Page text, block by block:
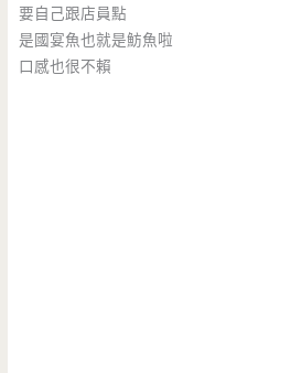
要自己跟店員點
是國宴魚也就是魴魚啦
口感也很不賴